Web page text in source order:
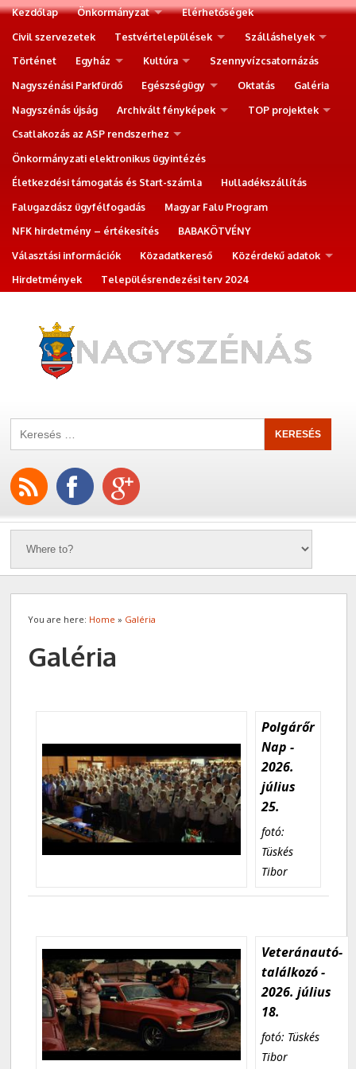
Kezdőlap Önkormányzat
Elérhetőségek
Civil szervezetek
Testvértelepülések
Szálláshelyek
Történet
Egyház Kultúra
Szennyvízcsatornázás
Nagyszénási Parkfürdő
Egészségügy Oktatás
Galéria
Nagyszénás újság
Archivált fényképek
TOP projektek
Csatlakozás az ASP rendszerhez
Önkormányzati elektronikus ügyintézés
Életkezdési támogatás és Start-számla
Hulladékszállítás
Falugazdász ügyfélfogadás
Magyar Falu Program
NFK hirdetmény – értékesítés
BABAKÖTVÉNY
Választási információk
Közadatkereső
Közérdekű adatok
Hirdetmények
Településrendezési terv 2024
You are here: Home » Galéria
Galéria
Polgárőr
Nap -
2026.
július
25.
fotó:
Tüskés
Tibor
Veteránautó-
találkozó -
2026. július
18.
fotó: Tüskés
Tibor